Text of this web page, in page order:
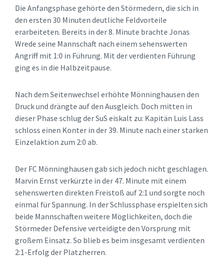
Die Anfangsphase gehörte den Störmedern, die sich in
den ersten 30 Minuten deutliche Feldvorteile
erarbeiteten. Bereits in der 8. Minute brachte Jonas
Wrede seine Mannschaft nach einem sehenswerten
Angriff mit 1:0 in Führung. Mit der verdienten Führung
ging es in die Halbzeitpause.
Nach dem Seitenwechsel erhöhte Mönninghausen den
Druck und drängte auf den Ausgleich. Doch mitten in
dieser Phase schlug der SuS eiskalt zu: Kapitän Luis Lass
schloss einen Konter in der 39. Minute nach einer starken
Einzelaktion zum 2:0 ab.
Der FC Mönninghausen gab sich jedoch nicht geschlagen.
Marvin Ernst verkürzte in der 47. Minute mit einem
sehenswerten direkten Freistoß auf 2:1 und sorgte noch
einmal für Spannung. In der Schlussphase erspielten sich
beide Mannschaften weitere Möglichkeiten, doch die
Störmeder Defensive verteidigte den Vorsprung mit
großem Einsatz. So blieb es beim insgesamt verdienten
2:1-Erfolg der Platzherren.